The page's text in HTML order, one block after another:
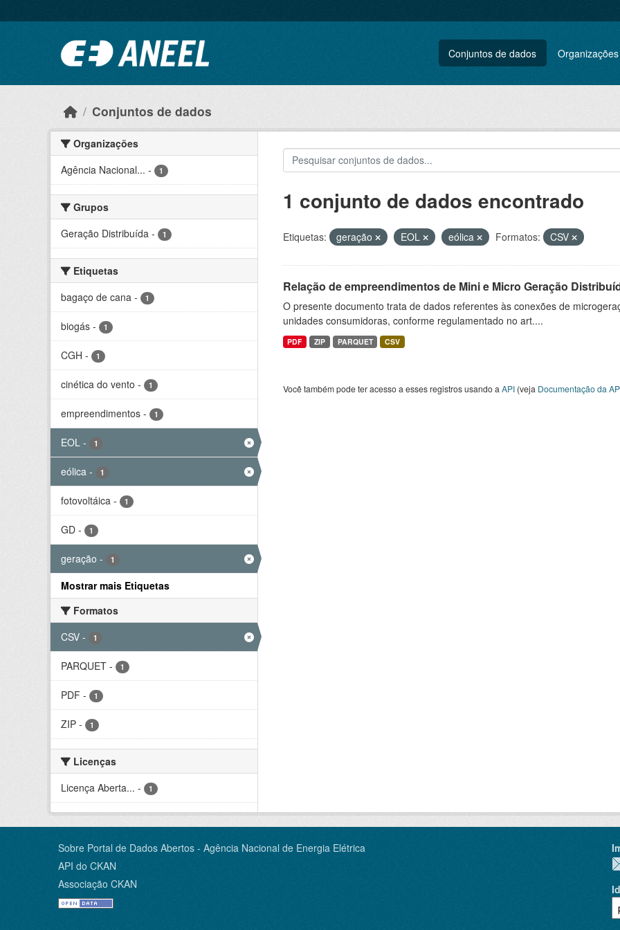
Conjuntos de dados Organizações
Conjuntos de dados
Organizações
Agência Nacional... - 1
Grupos
Geração Distribuída - 1
Etiquetas
bagaço de cana - 1
biogás - 1
CGH - 1
cinética do vento - 1
empreendimentos - 1
EOL - 1
eólica - 1
fotovoltáica - 1
GD - 1
geração - 1
Mostrar mais Etiquetas
Formatos
CSV - 1
PARQUET - 1
PDF - 1
ZIP - 1
Licenças
Licença Aberta... - 1
1 conjunto de dados encontrado
Etiquetas: geração EOL eólica Formatos: CSV
Relação de empreendimentos de Mini e Micro Geração
O presente documento trata de dados referentes às conexões de
unidades consumidoras, conforme regulamentado no art....
PDF ZIP PARQUET CSV
Você também pode ter acesso a esses registros usando a API(veja Documentação da
Sobre Portal de Dados Abertos - Agência Nacional de Energia Elétrica
API do CKAN
Associação CKAN